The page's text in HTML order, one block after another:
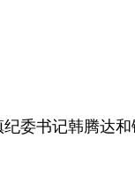
委书记韩腾达